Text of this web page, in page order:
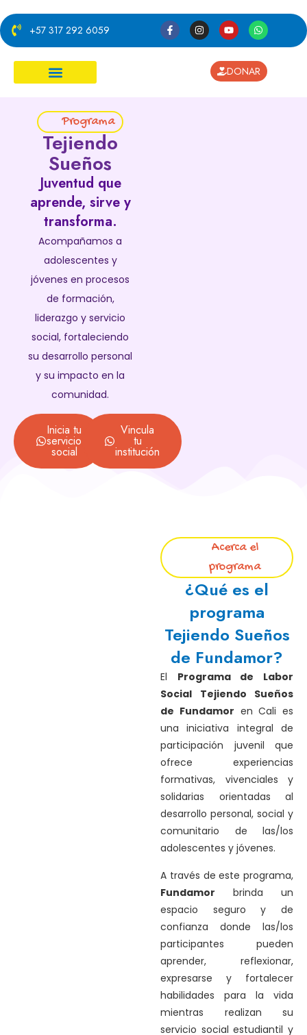
+57 317 292 6059
DONAR
Programa
Tejiendo
Sueños
Juventud que
aprende, sirve y
transforma.
Acompañamos a
adolescentes y
jóvenes en procesos
de formación,
liderazgo y servicio
social, fortaleciendo
su desarrollo personal
y su impacto en la
comunidad.
Inicia tu
servicio
social
Vincula
tu
institución
Acerca el
programa
¿Qué es el
programa
Tejiendo Sueños
de Fundamor?
El Programa de Labor
Social Tejiendo Sueños
de Fundamor en Cali es
una iniciativa integral de
participación juvenil que
ofrece experiencias
formativas, vivenciales y
solidarias orientadas al
desarrollo personal, social y
comunitario de las/los
adolescentes y jóvenes.
A través de este programa,
Fundamor brinda un
espacio seguro y de
confianza donde las/los
participantes pueden
aprender, reflexionar,
expresarse y fortalecer
habilidades para la vida
mientras realizan su
servicio social estudiantil y